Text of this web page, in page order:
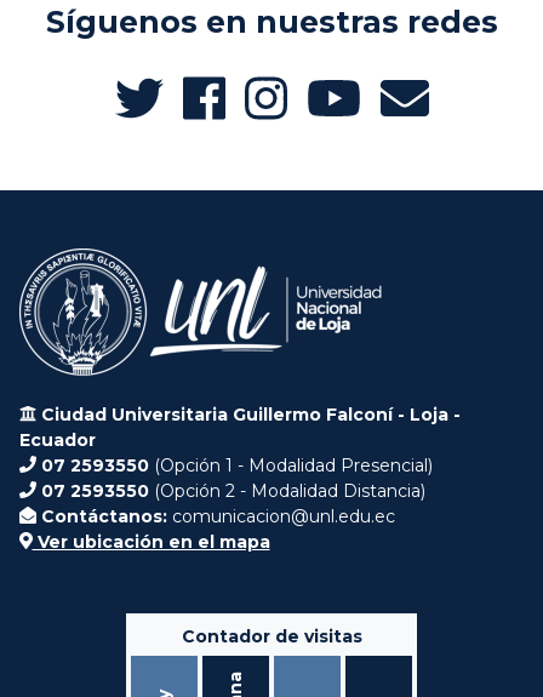
Síguenos en nuestras redes
Ciudad Universitaria Guillermo Falconí - Loja -
Ecuador
07 2593550 (Opción 1 - Modalidad Presencial)
07 2593550 (Opción 2 - Modalidad Distancia)
Contáctanos: comunicacion@unl.edu.ec
Ver ubicación en el mapa
Contador de visitas